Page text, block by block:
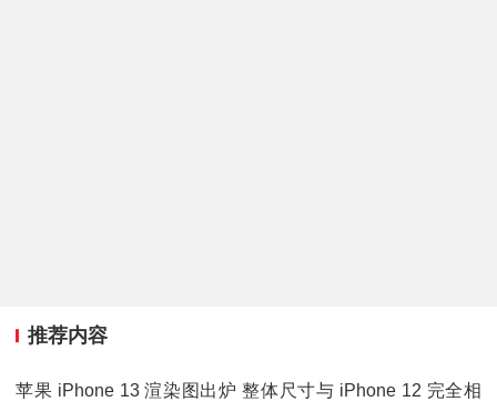
推荐内容
苹果 iPhone 13 渲染图出炉 整体尺寸与 iPhone 12 完全相